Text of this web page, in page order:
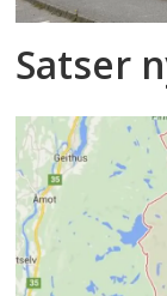
Satser